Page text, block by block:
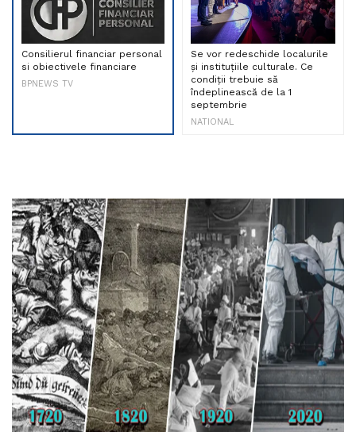
Consilierul financiar personal
si obiectivele financiare
BPNEWS TV
Se vor redeschide localurile
și instituțiile culturale. Ce
condiții trebuie să
îndeplinească de la 1
septembrie
NATIONAL